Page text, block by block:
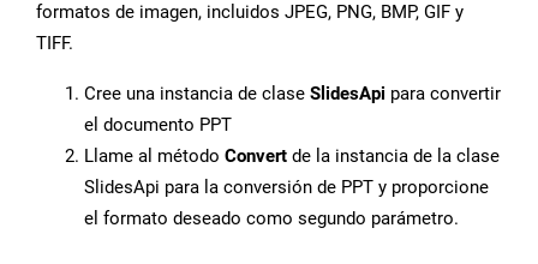
formatos de imagen, incluidos JPEG, PNG, BMP, GIF y
TIFF.
Cree una instancia de clase SlidesApi para convertir
el documento PPT
Llame al método Convert de la instancia de la clase
SlidesApi para la conversión de PPT y proporcione
el formato deseado como segundo parámetro.